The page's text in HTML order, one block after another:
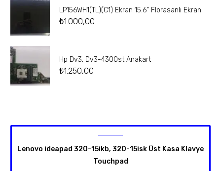
LP156WH1(TL)(C1) Ekran 15.6” Florasanlı Ekran
₺1.000,00
Hp Dv3, Dv3-4300st Anakart
₺1.250,00
Lenovo ideapad 320-15ikb, 320-15isk Üst Kasa Klavye
Touchpad